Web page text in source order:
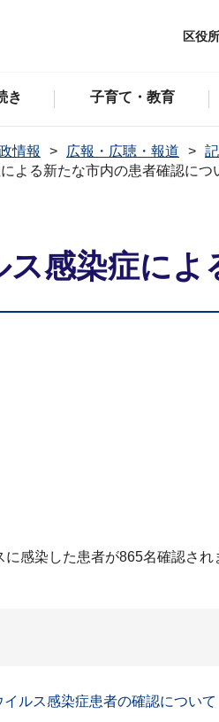
区役所
き 子育て・教育
情報 広報・広聴・報道
よる新たな市内の患者確認につ
感染症に
感染した患者が865名確認さ
ルス感染症患者の確認について